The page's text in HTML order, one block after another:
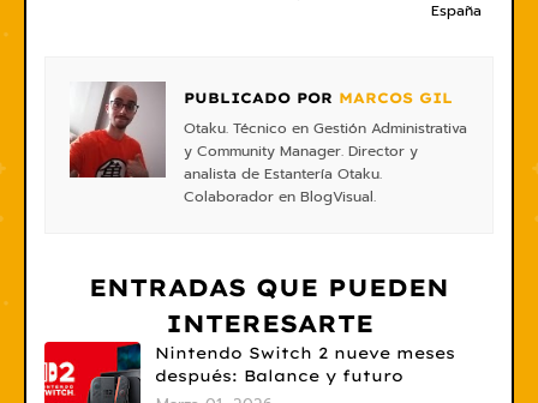
España
PUBLICADO POR MARCOS GIL
Otaku. Técnico en Gestión Administrativa
y Community Manager. Director y
analista de Estantería Otaku.
Colaborador en BlogVisual.
ENTRADAS QUE PUEDEN
INTERESARTE
Nintendo Switch 2 nueve meses
después: Balance y futuro